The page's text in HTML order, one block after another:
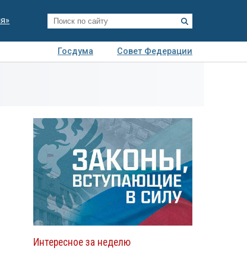
Госдума
Совет Федерации
Интересное за неделю